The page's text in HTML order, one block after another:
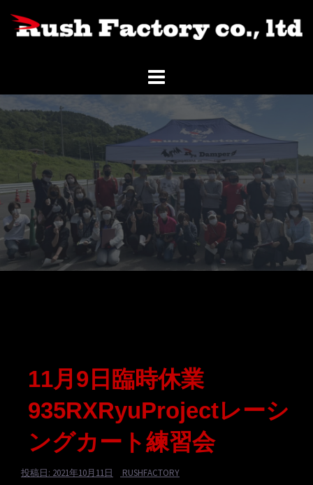
コ
ツ
ス
ッ
プ
11月9日臨時休業
935RXRyuProjectレーシ
ングカート練習会
投稿日: 2021年10月11日 RUSHFACTORY